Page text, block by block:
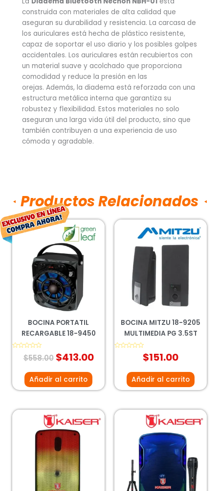
construida con materiales de alta calidad que
aseguran su durabilidad y resistencia. La carcasa de
los auriculares está hecha de plástico resistente,
capaz de soportar el uso diario y los posibles golpes
accidentales. Los auriculares están recubiertos con
un material suave y acolchado que proporciona
comodidad y reduce la presión en las
orejas. Además, la diadema está reforzada con una
estructura metálica interna que garantiza su
robustez y flexibilidad. Estos materiales no solo
aseguran una larga vida útil del producto, sino que
también contribuyen a una experiencia de uso
cómoda y agradable.
Productos Relacionados
BOCINA PORTATIL
RECARGABLE 18-9450
Valorado
$558.00
El
precio
original
era:
$558.00.
$413.00
El
precio
$413.00.
Añadir al carrito
BOCINA MITZU 18-9205
MULTIMEDIA PG 3.5ST
$151.00
Añadir al carrito